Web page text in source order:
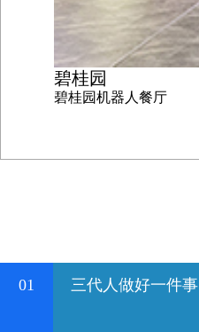
碧桂园
碧桂园机器人餐厅
01 三代人做好一件事